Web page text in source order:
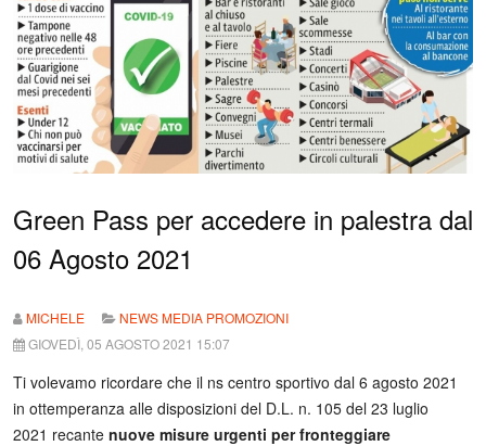
Green Pass per accedere in palestra dal
06 Agosto 2021
MICHELE
NEWS MEDIA PROMOZIONI
GIOVEDÌ, 05 AGOSTO 2021 15:07
Ti volevamo ricordare che il ns centro sportivo dal 6 agosto 2021
in ottemperanza alle disposizioni del D.L. n. 105 del 23 luglio
2021 recante nuove misure urgenti per fronteggiare